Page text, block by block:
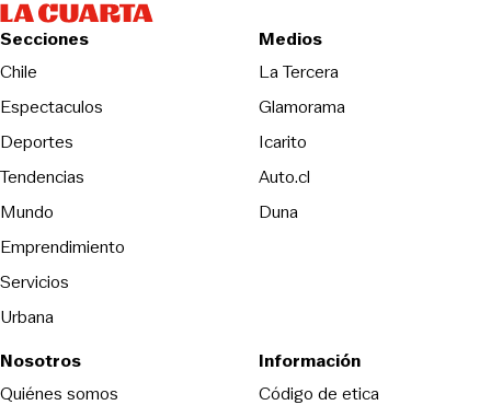
Secciones
Chile
Espectaculos
Deportes
Tendencias
Mundo
Emprendimiento
Servicios
Urbana
Medios
La TerceraOpens in new
Glamorama
Icarito
Auto.cl
DunaOpens in new window
Nosotros
Quiénes somos
Información
Código de eticaOpens in new